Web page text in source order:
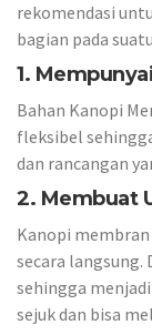
rekomendasi
bagian pada
1.
Bahan Kanopi
fleksibel
dan rancangan
2. Membuat
Kanopi
secara langsung.
sehingga
sejuk dan bisa